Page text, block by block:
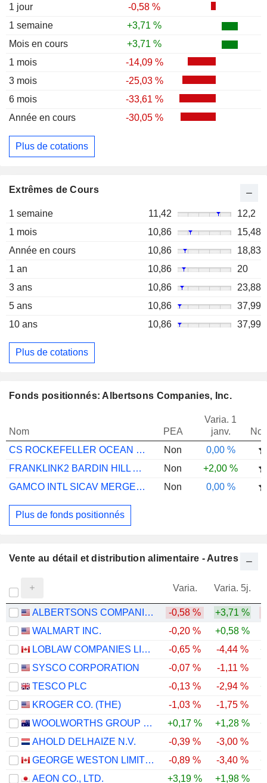
1 jour
-0,58 %
1 semaine
+3,71 %
Mois en cours
+3,71 %
1 mois
-14,09 %
3 mois
-25,03 %
6 mois
-33,61 %
Année en cours
-30,05 %
Plus de cotations
Extrêmes de Cours
1 semaine 11,42
12,2
1 mois
10,86
15,48
Année en cours
10,86
18,83
1 an
10,86
20
3 ans
10,86
23,88
5 ans
10,86
37,99
10 ans
10,86 37,99
Plus de cotations
Fonds positionnés: Albertsons Companies, Inc.
Nom PEA
Varia. 1
janv.
CS ROCKEFELLER OCEAN ENGAGEMENT FB USD
Non
0,00 %
FRANKLINK2 BARDIN HILL ARB EOPFACCEURH1
Non
+2,00 %
GAMCO INTL SICAV MERGER ARBTRG I (EUR)
Non 0,00 %
Plus de fonds positionnés
Vente au détail et distribution alimentaire - Autres
Varia. Varia. 5j.
ALBERTSONS COMPANIES, INC. -0,58 % +3,71 %
WALMART INC.
-0,20 % +0,58 %
LOBLAW COMPANIES LIMITED
-0,65 % -4,44 %
SYSCO CORPORATION
-0,07 % -1,11 %
TESCO PLC
-0,13 % -2,94 %
KROGER CO. (THE)
-1,03 % -1,75 %
WOOLWORTHS GROUP LIMITED
+0,17 % +1,28 %
AHOLD DELHAIZE N.V.
-0,39 % -3,00 %
GEORGE WESTON LIMITED
-0,89 % -3,40 %
AEON CO., LTD.
+3,19 % +1,98 %